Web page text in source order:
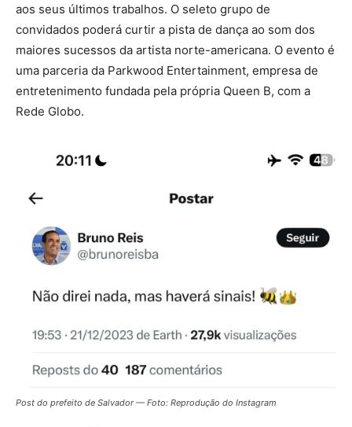
aos seus últimos trabalhos. O seleto grupo de
convidados poderá curtir a pista de dança ao som dos
maiores sucessos da artista norte-americana. O evento é
uma parceria da Parkwood Entertainment, empresa de
entretenimento fundada pela própria Queen B, com a
Rede Globo.
Post do prefeito de Salvador — Foto: Reprodução do Instagram